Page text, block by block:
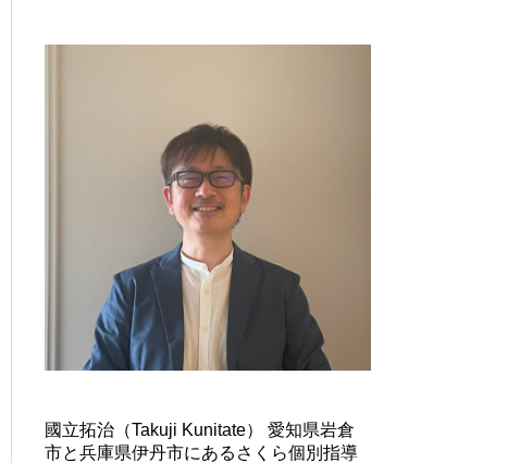
國立拓治（Takuji Kunitate） 愛知県岩倉
市と兵庫県伊丹市にあるさくら個別指導